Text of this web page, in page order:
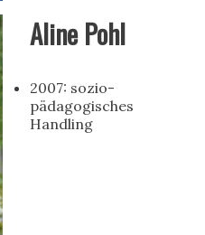
Aline Pohl
2007: sozio-
pädagogisches
Handling